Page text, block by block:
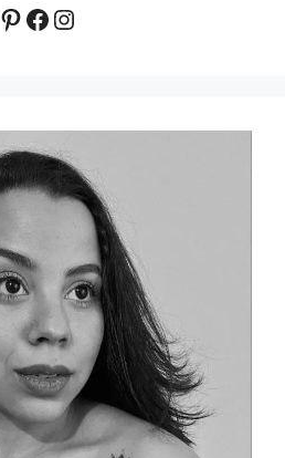
Pinterest
Facebook
Instagram